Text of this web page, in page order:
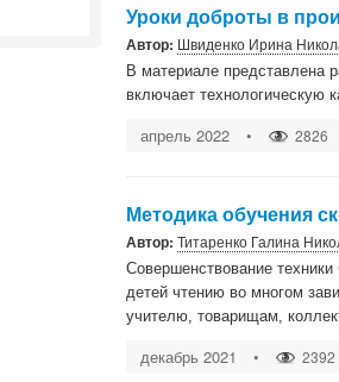
Уроки доброты в
Автор: Швиденко Ирина
В материале представлена
включает технологическую
апрель 2022 • 2826
Методика обучения
Автор: Титаренко Галина
Совершенствование
детей чтению во многом
учителю, товарищам,
декабрь 2021 • 2392